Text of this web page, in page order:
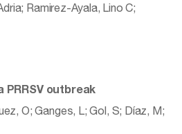
Ramirez-Ayala, Lino C;
PRRSV outbreak
O; Ganges, L; Gol, S; Díaz, M;